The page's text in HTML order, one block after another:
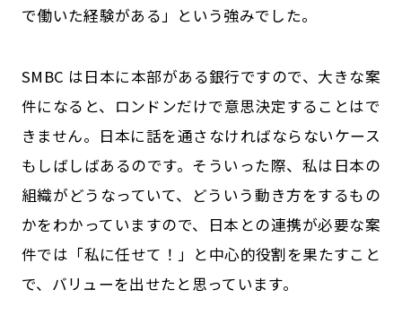
で働いた経験がある」という強みでした。
SMBC は日本に本部がある銀行ですので、大きな案
件になると、ロンドンだけで意思決定することはで
きません。日本に話を通さなければならないケース
もしばしばあるのです。そういった際、私は日本の
組織がどうなっていて、どういう動き方をするもの
かをわかっていますので、日本との連携が必要な案
件では「私に任せて！」と中心的役割を果たすこと
で、バリューを出せたと思っています。